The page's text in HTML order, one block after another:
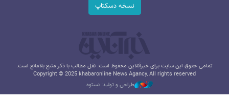
نسخه دسکتاپ
تمامی حقوق این سایت برای خبرآنلاین محفوظ است. نقل مطالب با ذکر منبع بلامانع است.
Copyright © 2025 khabaronline News Agancy, All rights reserved
طراحی و تولید: نستوه